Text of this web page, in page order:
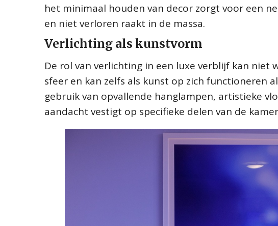
het minimaal houden van decor zorgt voor een
en niet verloren raakt in de massa.
Verlichting als kunstvorm
De rol van verlichting in een luxe verblijf kan niet
sfeer en kan zelfs als kunst op zich functioneren
gebruik van opvallende hanglampen, artistieke
aandacht vestigt op specifieke delen van de